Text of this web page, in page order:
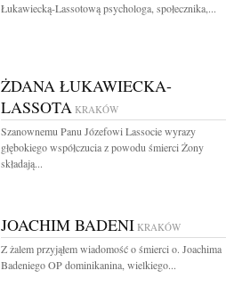
Łukawiecką-Lassotową psychologa, społecznika,...
ŻDANA ŁUKAWIECKA-
LASSOTA KRAKÓW
Szanownemu Panu Józefowi Lassocie wyrazy
głębokiego współczucia z powodu śmierci Żony
składają...
JOACHIM BADENI KRAKÓW
Z żalem przyjąłem wiadomość o śmierci o. Joachima
Badeniego OP dominikanina, wielkiego...